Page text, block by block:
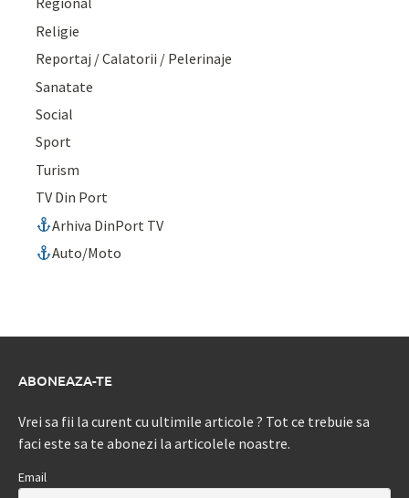
Religie
Reportaj / Calatorii / Pelerinaje
Sanatate
Social
Sport
Turism
TV Din Port
Arhiva DinPort TV
Auto/Moto
ABONEAZA-TE
Vrei sa fii la curent cu ultimile articole ? Tot ce trebuie sa
faci este sa te abonezi la articolele noastre.
Email